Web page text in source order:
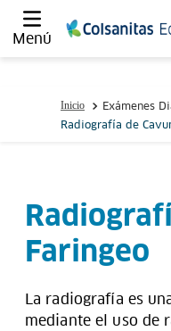
Menú
Exámenes
Radiografía de
Faringeo
La radiografía es
mediante el uso de